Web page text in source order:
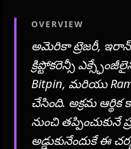
OVERVIEW
అమెరికా ట్రెజరీ,
క్రిప్టోకరెన్సీ
Bitpin, మరియు
చేసింది. అక్రమ ఆర్థిక
నుంచి తప్పించుకునే
అడ్డుకునేందుకే ఈ